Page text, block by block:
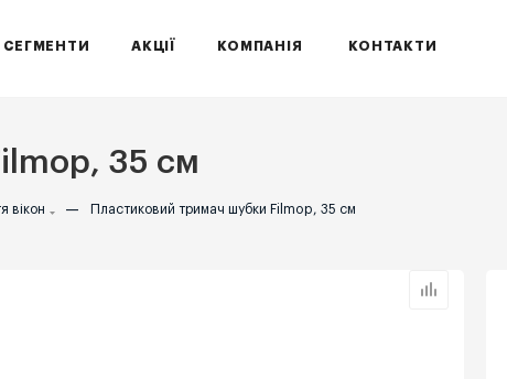
СЕГМЕНТИ АКЦІЇ КОМПАНІЯ КОНТАКТИ
35 см
вікон — Пластиковий тримач шубки Filmop, 35 см